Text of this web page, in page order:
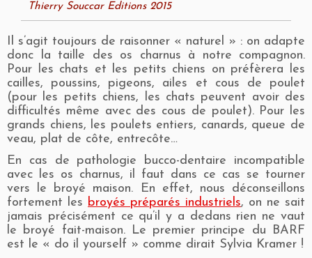
Thierry Souccar Editions 2015
Il s’agit toujours de raisonner « naturel » : on adapte
donc la taille des os charnus à notre compagnon.
Pour les chats et les petits chiens on préfèrera les
cailles, poussins, pigeons, ailes et cous de poulet
(pour les petits chiens, les chats peuvent avoir des
difficultés même avec des cous de poulet). Pour les
grands chiens, les poulets entiers, canards, queue de
veau, plat de côte, entrecôte…
En cas de pathologie bucco-dentaire incompatible
avec les os charnus, il faut dans ce cas se tourner
vers le broyé maison. En effet, nous déconseillons
fortement les broyés préparés industriels, on ne sait
jamais précisément ce qu’il y a dedans rien ne vaut
le broyé fait-maison. Le premier principe du BARF
est le « do il yourself » comme dirait Sylvia Kramer !